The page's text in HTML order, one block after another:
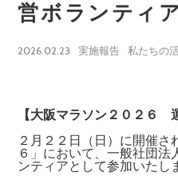
営ボランティ
2026.02.23 実施報告 私たちの
【大阪マラソン２０２６
２月２２日（日）に開催さ
６」において、一般社団法
ンティアとして参加いたし